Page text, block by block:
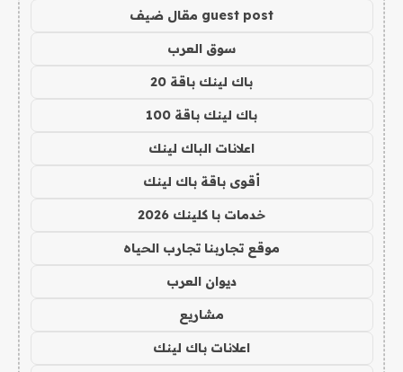
guest post مقال ضيف
سوق العرب
باك لينك باقة 20
باك لينك باقة 100
اعلانات الباك لينك
أقوى باقة باك لينك
خدمات با كلينك 2026
موقع تجاربنا تجارب الحياه
ديوان العرب
مشاريع
اعلانات باك لينك